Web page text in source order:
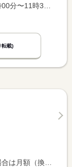
転載)
間額を表示しています。